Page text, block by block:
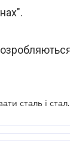
У висотному